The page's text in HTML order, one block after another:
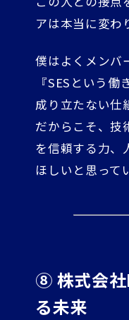
アは本当に変わ
僕はよくメンバ
『SESという
成り立たない仕
だからこそ、技
を信頼する力、
ほしいと思って
⑧ 株式会社
る未来